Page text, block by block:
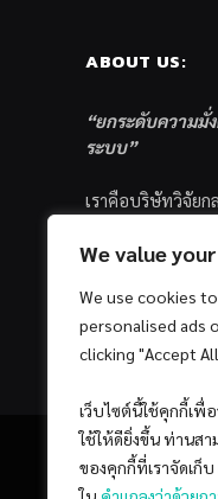
We value
We use cookies
personalised ads
clicking "Accept
เว็บไซต์นี้ใช้คุกกี้เพื่
ใช้ให้ดียิ่งขึ้น ท่านสา
ของคุกกี้ที่เราจัดเก็
ABOUT US:
“ยกระดับความมั่
ระบบ”
เราคือบริษัทวิจัย
ส่วนบุคคล ซึ่งมีเป้
ด้วยแนวคิดและก
Quantitative &